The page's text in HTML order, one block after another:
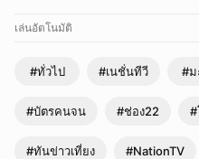
คนจนบัตรสวัสดิการแห่งรัฐบุรีรัมย์
เล่นอัตโนมัติ
#ทั่วไป #เนชั่นทีวี #ม
#บัตรคนจน #ช่อง22
#ทันข่าวเที่ยง #NationTV